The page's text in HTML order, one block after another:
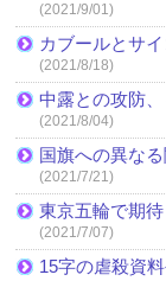
(2021/9/01)
カブールとサ
(2021/8/18)
中露との攻防
(2021/8/04)
国旗への異な
(2021/7/21)
東京五輪で期
(2021/7/07)
15字の虐殺資